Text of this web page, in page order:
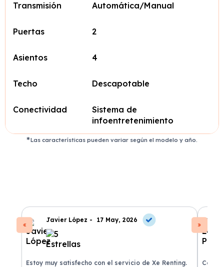
Transmisión Automática/Manual
Puertas 2
Asientos 4
Techo Descapotable
Conectividad
Sistema de
infoentretenimiento
Las características pueden variar según el modelo y año.
Javier López - 17 May, 2026
Estoy muy satisfecho con el servicio de Xe Renting.